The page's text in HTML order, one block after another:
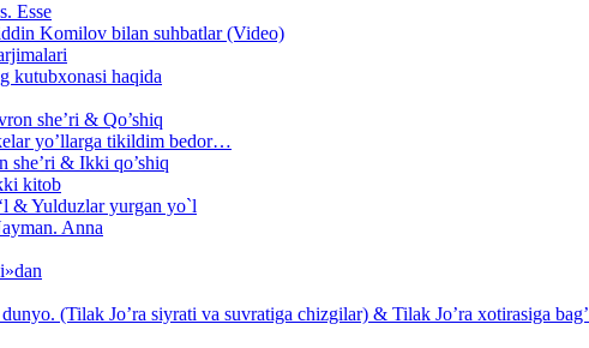
Esse
Komilov bilan suhbatlar (Video)
kutubxonasi haqida
she’ri & Qo’shiq
yo’llarga tikildim bedor…
& Ikki qo’shiq
kitob
& Yulduzlar yurgan yo`l
Anna
(Tilak Jo’ra siyrati va suvratiga chizgilar) & Tilak Jo’ra xotirasiga